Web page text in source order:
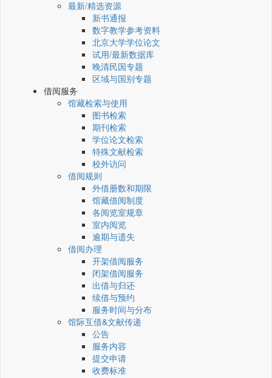
最新/精选资源
新书通报
数字教学参考资料
北京大学学位论文
试用/最新数据库
晚清民国专题
区域与国别专题
借阅服务
馆藏检索与使用
图书检索
期刊检索
学位论文检索
特殊文献检索
校外访问
借阅规则
外借册数和期限
馆藏借阅制度
各阅览室规章
室内阅览
逾期与遗失
借阅办理
开架借阅服务
闭架借阅服务
出借与归还
续借与预约
服务时间与分布
馆际互借&文献传递
公告
服务内容
提交申请
收费标准